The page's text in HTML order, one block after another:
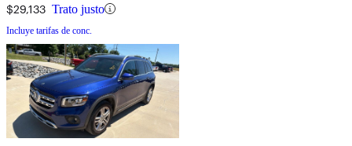
$29,133 Trato justo
Incluye tarifas de conc.